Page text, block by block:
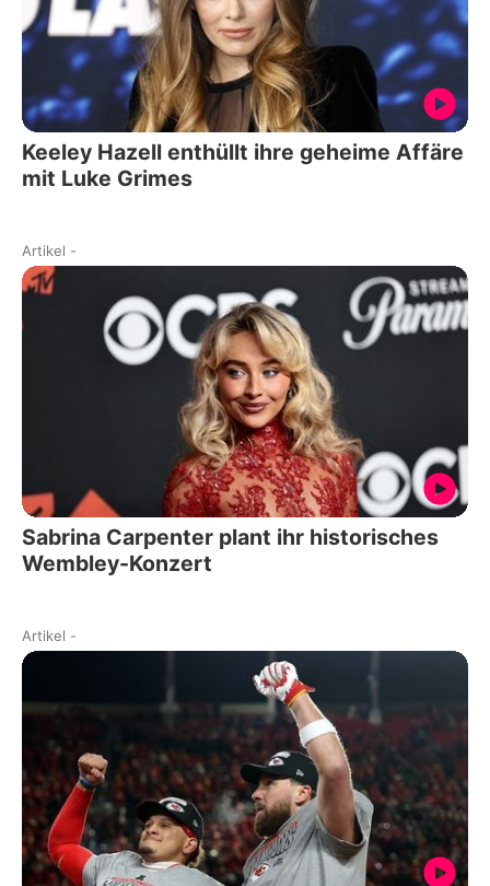
Keeley Hazell enthüllt ihre geheime Affäre
mit Luke Grimes
Artikel -
Sabrina Carpenter plant ihr historisches
Wembley-Konzert
Artikel -